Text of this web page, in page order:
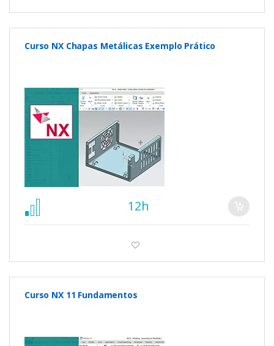
Curso NX Chapas Metálicas Exemplo Prático
12h
Curso NX 11 Fundamentos